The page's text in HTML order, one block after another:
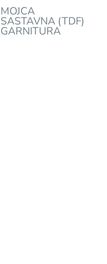
MOJCA
SASTAVNA (TDF)
GARNITURA